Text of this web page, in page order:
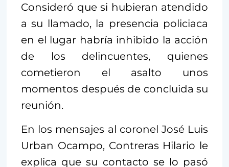
Consideró que si hubieran atendido
a su llamado, la presencia policiaca
en el lugar habría inhibido la acción
de los delincuentes, quienes
cometieron el asalto unos
momentos después de concluida su
reunión.
En los mensajes al coronel José Luis
Urban Ocampo, Contreras Hilario le
explica que su contacto se lo pasó